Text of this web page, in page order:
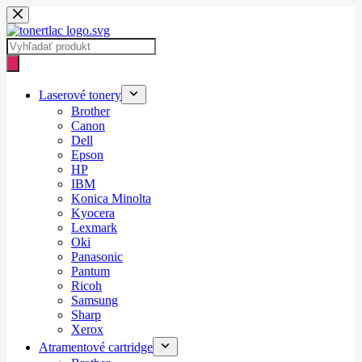
Skip
to
content
Products
search
Laserové tonery
Brother
Canon
Dell
Epson
HP
IBM
Konica Minolta
Kyocera
Lexmark
Oki
Panasonic
Pantum
Ricoh
Samsung
Sharp
Xerox
Atramentové cartridge